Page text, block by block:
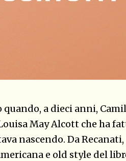
a dieci anni,
May Alcott che ha
nascendo. Da
e old style del